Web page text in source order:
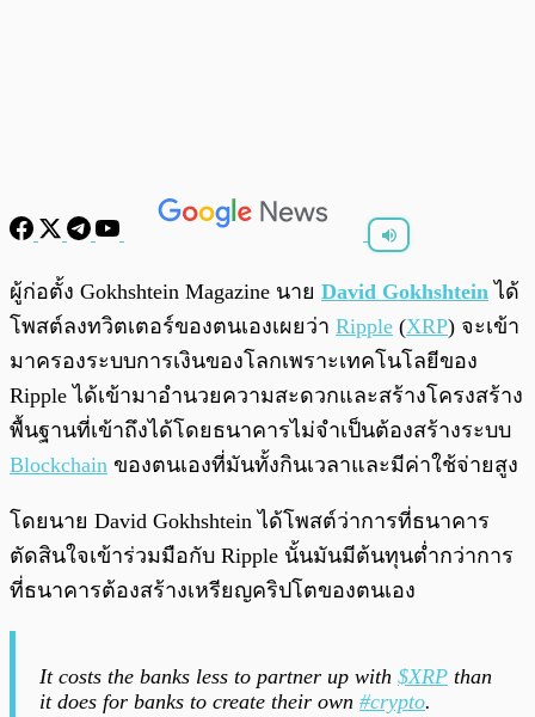
ผู้ก่อตั้ง Gokhshtein Magazine นาย David Gokhshtein ได้
โพสต์ลงทวิตเตอร์ของตนเองเผยว่า Ripple (XRP) จะเข้า
มาครองระบบการเงินของโลกเพราะเทคโนโลยีของ
Ripple ได้เข้ามาอำนวยความสะดวกและสร้างโครงสร้าง
พื้นฐานที่เข้าถึงได้โดยธนาคารไม่จำเป็นต้องสร้างระบบ
Blockchain ของตนเองที่มันทั้งกินเวลาและมีค่าใช้จ่ายสูง
โดยนาย David Gokhshtein ได้โพสต์ว่าการที่ธนาคาร
ตัดสินใจเข้าร่วมมือกับ Ripple นั้นมันมีต้นทุนต่ำกว่าการ
ที่ธนาคารต้องสร้างเหรียญคริปโตของตนเอง
It costs the banks less to partner up with $XRP than
it does for banks to create their own #crypto.